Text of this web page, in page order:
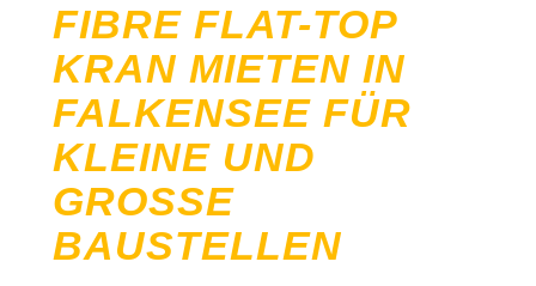
FIBRE FLAT-TOP
KRAN MIETEN IN
FALKENSEE FÜR
KLEINE UND
GROSSE B
AUSTELLEN